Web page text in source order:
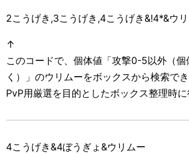
2こうげき,3こうげき,4こうげき&!4*&ウ
↑
このコードで、個体値「攻撃0-5以外（個
く）」のウリムーをボックスから検索でき
PvP用厳選を目的としたボックス整理時に
4こうげき&4ぼうぎょ&ウリムー